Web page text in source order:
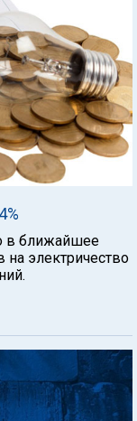
в ближайшее
электричество